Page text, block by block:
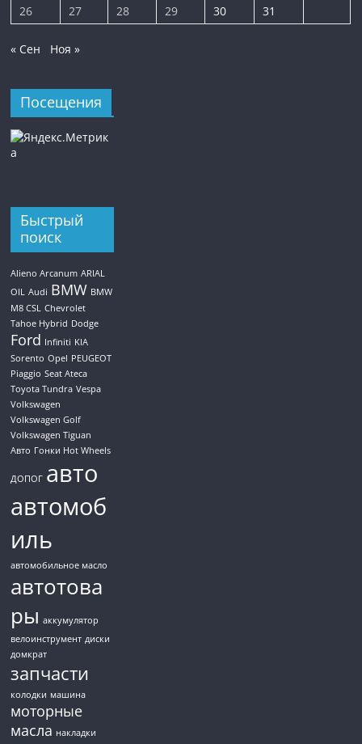
26
27 28 29 30 31
« Сен Ноя »
Посещения
Быстрый
поиск
Alieno Arcanum ARIAL
OIL Audi BMW BMW
M8 CSL Chevrolet
Tahoe Hybrid Dodge
Ford Infiniti KIA
Sorento Opel PEUGEOT
Piaggio Seat Ateca
Toyota Tundra Vespa
Volkswagen
Volkswagen Golf
Volkswagen Tiguan
Авто Гонки Hot Wheels
ДОПОГ авто
автомоб
иль
автомобильное масло
автотова
ры аккумулятор
велоинструмент диски
домкрат
запчасти
колодки машина
моторные
масла накладки